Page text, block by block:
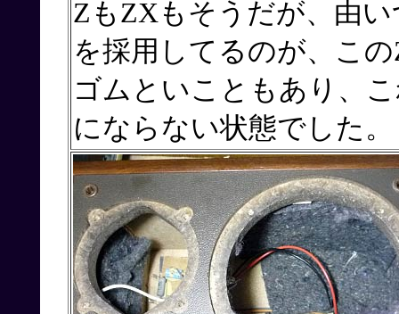
ZもZXもそうだが、由
を採用してるのが、こ
ゴムといこともあり、
にならない状態でした。